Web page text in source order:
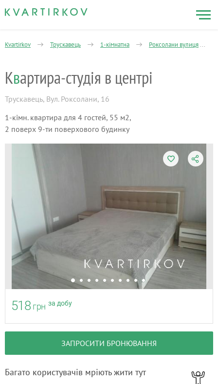
Kvartirkov Трускавець 1-кімнатна Роксолани вулиця
Квартира-студія в центрі
Трускавець, Вул. Роксолани, 16
1-кімн. квартира для 4 гостей, 55 м2,
2 поверх 9-ти поверхового будинку
518 грн за добу
ЗАПРОСИТИ БРОНЮВАННЯ
Багато користувачів мріють жити тут